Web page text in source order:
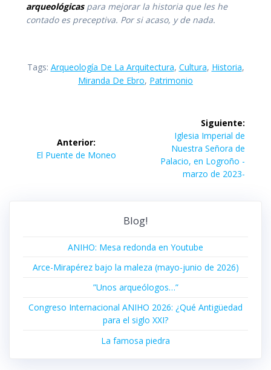
arqueológicaspara mejorar la historia que les he
contado es preceptiva. Por si acaso, y de nada.
Tags: Arqueología De La Arquitectura, Cultura, Historia,
Miranda De Ebro, Patrimonio
entradas
Anterior:
Entrada
El Puente de Moneo
Siguiente:
Siguiente
entrada:
Iglesia Imperial de
Nuestra Señora de
Palacio, en Logroño -
marzo de 2023-
Blog!
ANIHO: Mesa redonda en Youtube
Arce-Mirapérez bajo la maleza (mayo-junio de 2026)
”Unos arqueólogos…”
Congreso Internacional ANIHO 2026: ¿Qué Antigüedad
para el siglo XXI?
La famosa piedra